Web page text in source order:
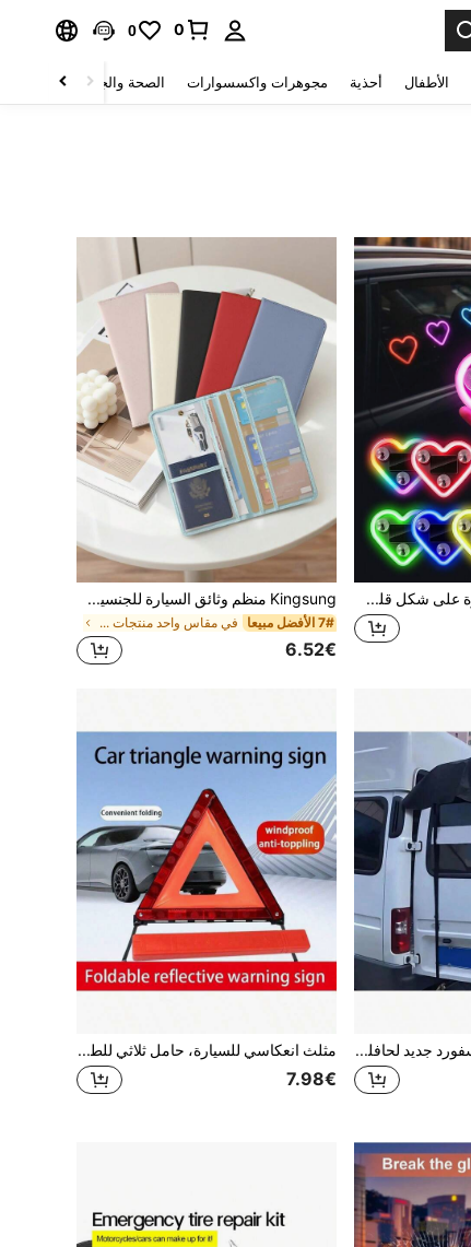
0
0
الأطفال أحذية مجوهرات واكسسوارات الصحة والجمال
ضوء أجواء نافذة السيارة على شكل قلب LED، ضوء نيون قابل للشحن بالطاقة الشمسية و Type-C مع مستشعر الضوء ومستشعر الاهتزاز، 5 أوضاع إضاءة، تركيب بكوب شفط، إكسسوار داخلي لطيف ورومانسي لسيارة النساء Kingsung منظم وثائق السيارة للجنسين، حامل رخصة القيادة الأنيق، محفظة بطاقات، حقيبة تخزين صندوق القفازات، يمكن تخزين تسجيل المركبة، وثيقة التأمين، رخصة القيادة، جواز السفر وبطاقات أخرى | ضروري للسفر/العطلات، هدية مثالية لأصحاب السيارات/الشاحنات/الدراجات النارية/المقطورات (عيد ميلاد/عيد الحب/ذكرى سنوية)، إكسسوار العودة إلى المدرسة
7# الأفضل مبيعا في مقاس واحد منتجات السفر والطرق
6.52€
غطاء شمس قماش أكسفورد جديد لحافلة التريلر 2025، لغطاء الحقائب والبوابة الخلفية ، مظلة السيارة ، غطاء المطر ، غطاء صندوق السيارة القابل للطي متعدد الاستخدامات ، مقاوم للعوامل الجوية وسهل التخزين مثلث انعكاسي للسيارة، حامل ثلاثي للطوارئ للسيارة، اكسسوارات السيارة، علامة تحذير مثلثية للسيارة، مثلث انعكاسي للطريق
7.98€